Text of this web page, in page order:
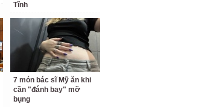
Tĩnh
7 món bác sĩ Mỹ ăn khi
cần "đánh bay" mỡ
bụng